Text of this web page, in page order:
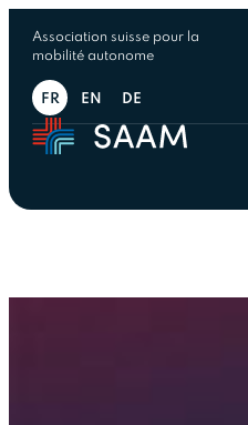
Association suisse pour la
mobilité autonome
FR EN DE
Team